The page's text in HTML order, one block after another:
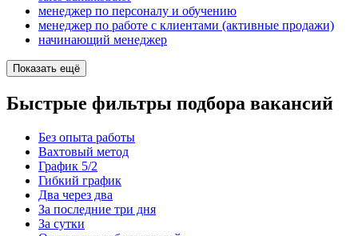
менеджер по персоналу и обучению
менеджер по работе с клиентами (активные продажи)
начинающий менеджер
Показать ещё
Быстрые фильтры подбора вакансий
Без опыта работы
Вахтовый метод
График 5/2
Гибкий график
Два через два
За последние три дня
За сутки